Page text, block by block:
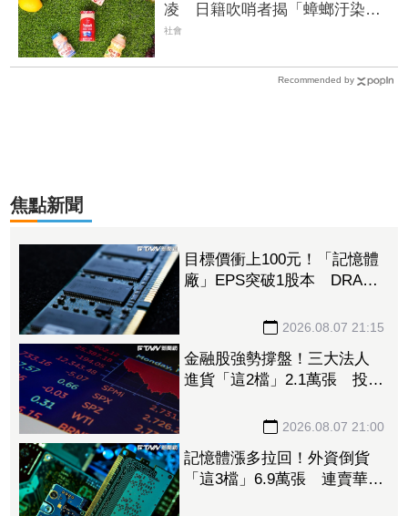
凌 日籍吹哨者揭「蟑螂汙染產
品」反被霸凌到離職
社會
Recommended by
焦點新聞
目標價衝上100元！「記憶體
廠」EPS突破1股本 DRAM
2026.08.07 21:15
金融股強勢撐盤！三大法人
進貨「這2檔」2.1萬張 投
2026.08.07 21:00
記憶體漲多拉回！外資倒貨
「這3檔」6.9萬張 連賣華邦